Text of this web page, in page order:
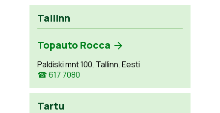
Tallinn
Topauto Rocca
Paldiski mnt 100, Tallinn, Eesti
☎ 617 7080
Tartu